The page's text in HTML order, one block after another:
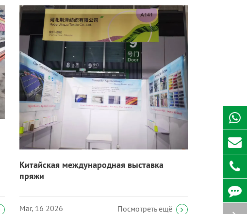
Китайская международная выставка
пряжи
Mar, 16 2026 Посмотреть ещё